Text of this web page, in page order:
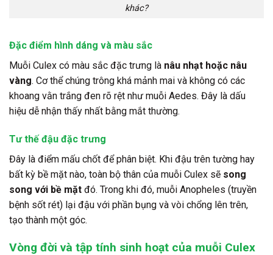
khác?
Đặc điểm hình dáng và màu sắc
Muỗi Culex có màu sắc đặc trưng là nâu nhạt hoặc nâu
vàng. Cơ thể chúng trông khá mảnh mai và không có các
khoang vằn trắng đen rõ rệt như muỗi Aedes. Đây là dấu
hiệu dễ nhận thấy nhất bằng mắt thường.
Tư thế đậu đặc trưng
Đây là điểm mấu chốt để phân biệt. Khi đậu trên tường hay
bất kỳ bề mặt nào, toàn bộ thân của muỗi Culex sẽ song
song với bề mặt đó. Trong khi đó, muỗi Anopheles (truyền
bệnh sốt rét) lại đậu với phần bụng và vòi chổng lên trên,
tạo thành một góc.
Vòng đời và tập tính sinh hoạt của muỗi Culex